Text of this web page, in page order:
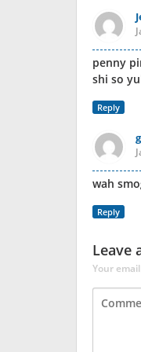
penny
shi so
Reply
wah
Reply
Leave
Your